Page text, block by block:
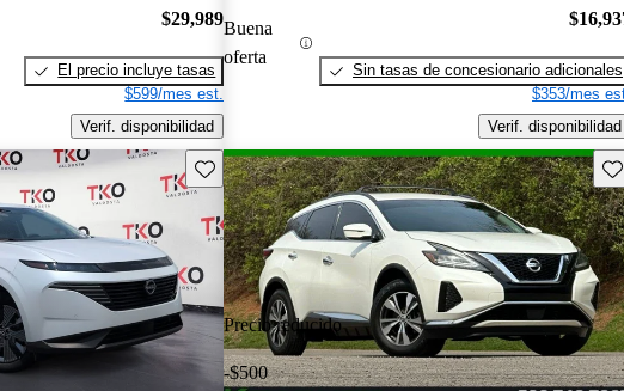
$29,989
El precio incluye tasas
$599/mes est.
Verif. disponibilidad
Buena
oferta
Sin tasas de concesionario adicionales
$353/mes
Verif. disponibilidad
Guarda este Aviso
Precio reducido
-$500